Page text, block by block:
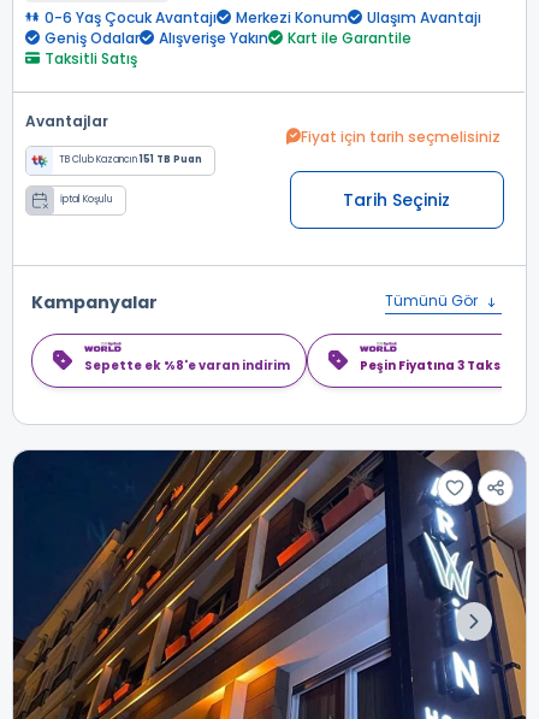
0-6 Yaş Çocuk Avantajı Merkezi Konum
Ulaşım Avantajı
Geniş Odalar
Alışverişe Yakın
Kart ile Garantile
Taksitli Satış
Avantajlar
TB Club Kazancın151 TB Puan
İptal Koşulu
Fiyat için tarih seçmelisiniz
Tarih Seçiniz
Kampanyalar Tümünü Gör
Sepette ek %8'e varan indirim Peşin Fiyatına 3 Taksit